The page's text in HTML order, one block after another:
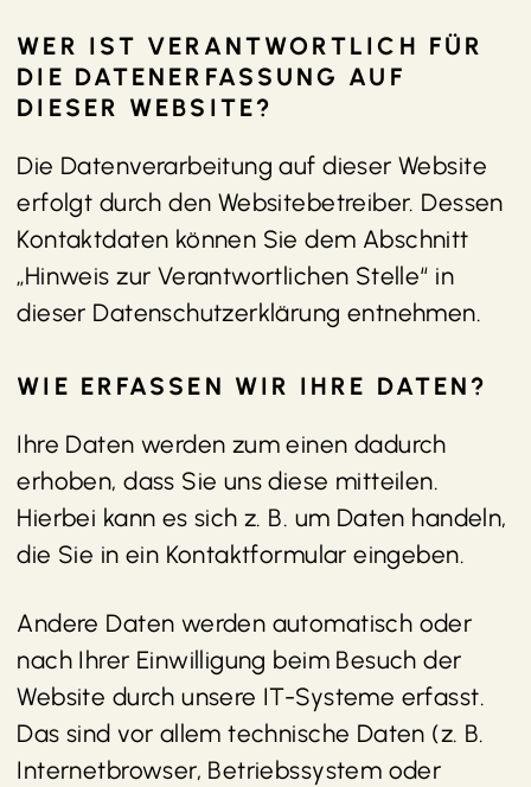
WER IST VERANTWORTLICH FÜR
DIE DATENERFASSUNG AUF
DIESER WEBSITE?
Die Datenverarbeitung auf dieser Website
erfolgt durch den Websitebetreiber. Dessen
Kontaktdaten können Sie dem Abschnitt
„Hinweis zur Verantwortlichen Stelle“ in
dieser Datenschutzerklärung entnehmen.
WIE ERFASSEN WIR IHRE DATEN?
Ihre Daten werden zum einen dadurch
erhoben, dass Sie uns diese mitteilen.
Hierbei kann es sich z. B. um Daten handeln,
die Sie in ein Kontaktformular eingeben.
Andere Daten werden automatisch oder
nach Ihrer Einwilligung beim Besuch der
Website durch unsere IT-Systeme erfasst.
Das sind vor allem technische Daten (z. B.
Internetbrowser, Betriebssystem oder